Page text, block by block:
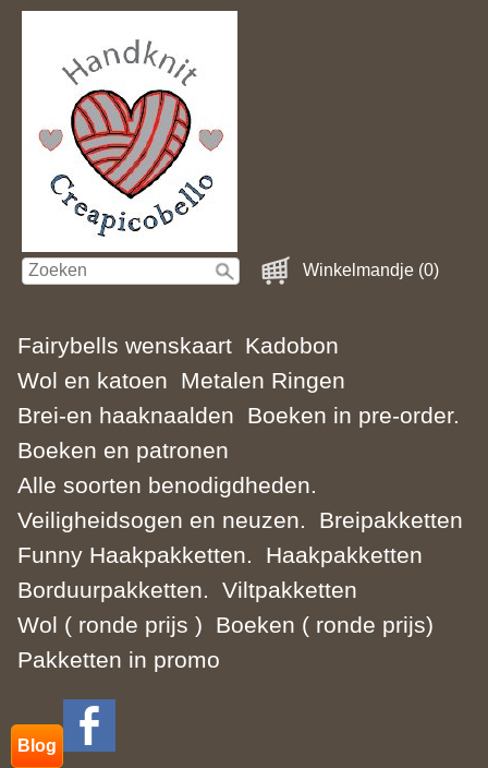
Winkelmandje (0)
Fairybells wenskaart Kadobon
Wol en katoen
Metalen Ringen
Brei-en haaknaalden
Boeken in pre-order.
Boeken en patronen
Alle soorten benodigdheden.
Veiligheidsogen en neuzen.
Breipakketten
Funny Haakpakketten.
Haakpakketten
Borduurpakketten.
Viltpakketten
Wol ( ronde prijs )
Boeken ( ronde prijs)
Pakketten in promo
Blog